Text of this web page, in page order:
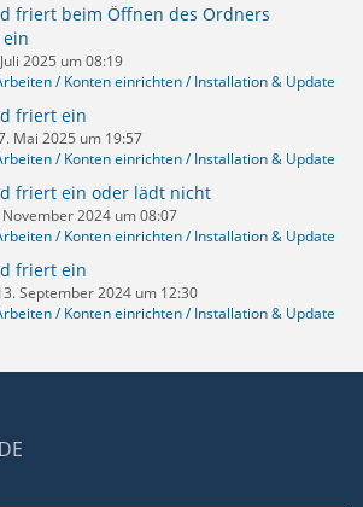
friert beim Öffnen des Ordners
2025 um 08:19
/ Konten einrichten / Installation & Update
friert ein
Mai 2025 um 19:57
/ Konten einrichten / Installation & Update
friert ein oder lädt nicht
2024 um 08:07
/ Konten einrichten / Installation & Update
friert ein
September 2024 um 12:30
/ Konten einrichten / Installation & Update